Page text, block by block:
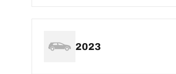
2023